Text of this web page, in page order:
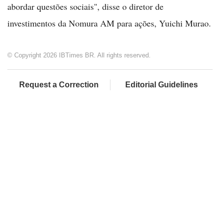
abordar questões sociais", disse o diretor de
investimentos da Nomura AM para ações, Yuichi Murao.
© Copyright 2026 IBTimes BR. All rights reserved.
Request a Correction Editorial Guidelines